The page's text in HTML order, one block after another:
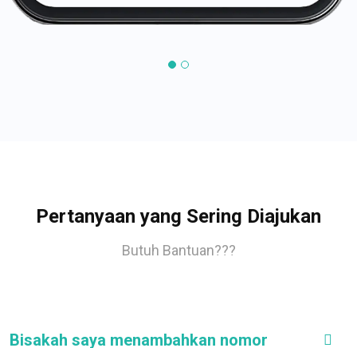
Pertanyaan yang Sering Diajukan
Butuh Bantuan???
Bisakah saya menambahkan nomor